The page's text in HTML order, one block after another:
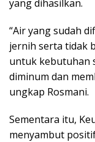
yang dihasilkan.
“Air yang sudah
jernih serta tidak
untuk kebutuhan
diminum dan
ungkap Rosmani.
Sementara itu,
menyambut